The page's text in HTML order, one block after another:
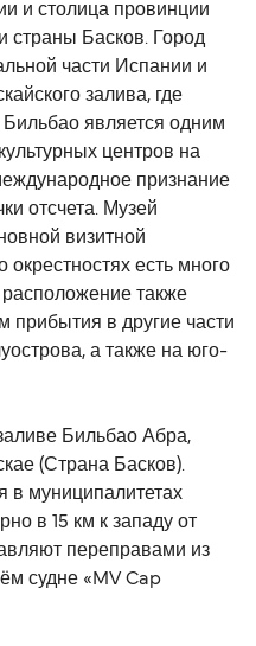
и столица провинции
страны Басков. Город
части Испании и
залива, где
является одним
центров на
признание
отсчета. Музей
визитной
окрестностях есть много
расположение также
прибытия в другие части
а также на юго-
Бильбао Абра,
(Страна Басков).
в муниципалитетах
в 15 км к западу от
переправами из
судне «MV Cap